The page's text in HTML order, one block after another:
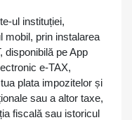
ul instituției,
mobil, prin instalarea
disponibilă pe App
e-TAX,
plata impozitelor și
sau a altor taxe,
fiscală sau istoricul